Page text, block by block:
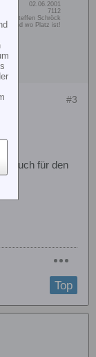
02.06.2001
7112
Steffen Schröck
und wo Platz ist!
#3
auch für den
Top